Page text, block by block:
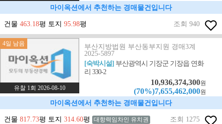
마이옥션에서 추천하는 경매물건입니다
건물 463.18평 토지 95.98평 조회 940
4일 남음
유찰 1회 2026-08-10
부산지방법원 부산동부지원 경매3계
2025-5897
[숙박시설] 부산광역시 기장군 기장읍 연화
리 330-2
10,936,374,300원
(70%)7,655,462,000원
마이옥션에서 추천하는 경매물건입니다
건물 817.73평 토지 314.60평 대항력임차인 유치권 조회 1275